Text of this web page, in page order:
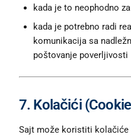
kada je to neophodno
kada je potrebno radi
komunikacija sa
poštovanje poverljivosti
7. Kolačići
Sajt može koristiti